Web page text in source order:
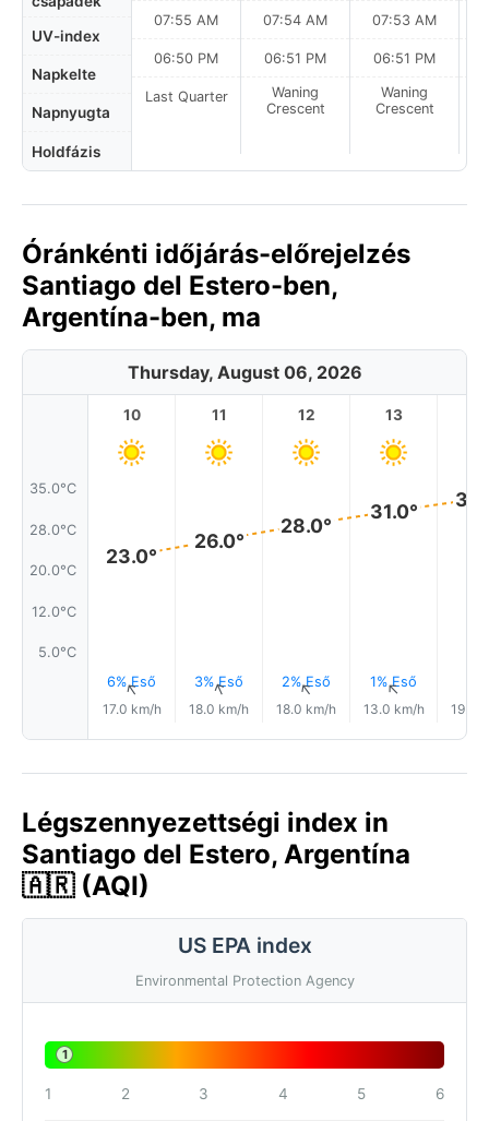
UV-index
Napkelte
Napnyugta
Holdfázis
07:55 AM
06:50 PM
Last Quarter
07:54 AM
06:51 PM
Waning
Crescent
07:53 AM
06:51 PM
Waning
Crescent
Óránkénti időjárás-előrejelzés
Santiago del Estero-ben,
Argentína-ben, ma
Thursday, August 06, 2026
35.0°C
28.0°C
20.0°C
12.0°C
5.0°C
10
23.0°
6% Eső
↑
17.0 km/h
11
26.0°
3% Eső
↑
18.0 km/h
12
28.0°
2% Eső
↑
18.0 km/h
13
31.0°
1% Eső
↑
13.0 km/h 19.0
Légszennyezettségi index in
Santiago del Estero, Argentína
🇦🇷 (AQI)
US EPA index
Environmental Protection Agency
1
1 2 3 4 5 6